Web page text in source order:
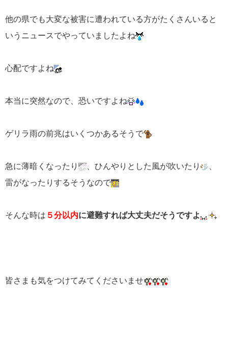
他の県でも大変な被害に遭われている方がたくさんいると
いうニュースでやっていましたよね
心配ですよね
本当に突然なので、恐いですよね
ゲリラ雨の前兆はいくつかあるそうで
急に薄暗くなったり 、ひんやりとした風が吹いたり
雷がなったりするそうなので
そんな時は ５分以内に避難すれば大丈夫だそうですよ
皆さまも気をつけてみてくださいませ